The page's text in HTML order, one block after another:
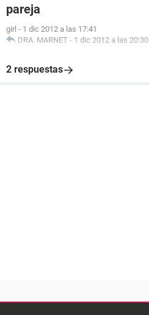
pareja
girl - 1 dic 2012 a las 17:41
DRA. MARNET - 1 dic 2012 a las 20:30
2 respuestas